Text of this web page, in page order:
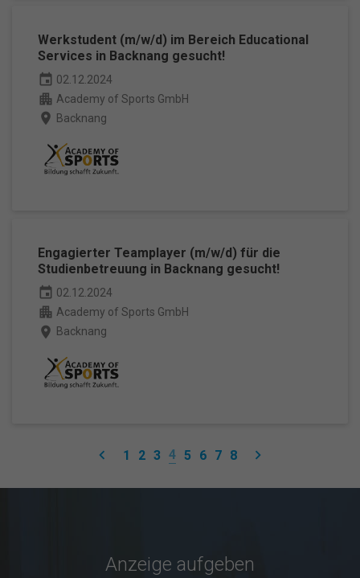
Werkstudent (m/w/d) im Bereich Educational
Services in Backnang gesucht!
event 02.12.2024
apartment Academy of Sports GmbH
place Backnang
Engagierter Teamplayer (m/w/d) für die
Studienbetreuung in Backnang gesucht!
event 02.12.2024
apartment Academy of Sports GmbH
place Backnang
keyboard_arrow_left 1 2 3 4 5 6 7 8 keyboard_arrow_right
Anzeige aufgeben
powered by Borlabs Cookie Datenschutzerklärung Impressum